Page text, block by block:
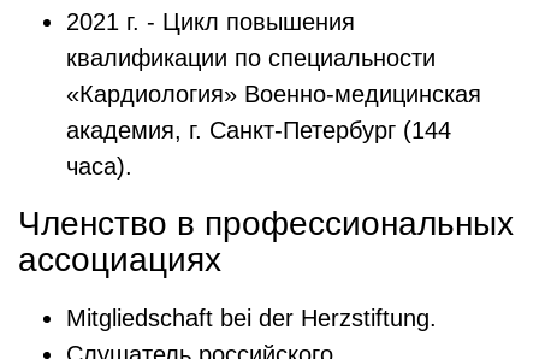
2021 г. - Цикл повышения
квалификации по специальности
«Кардиология» Военно-медицинская
академия, г. Санкт-Петербург (144
часа).
Членство в профессиональных
ассоциациях
Mitgliedschaft bei der Herzstiftung.